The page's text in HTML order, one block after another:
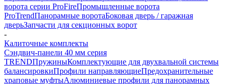
ворота серии ProFireПромышленные ворота
ProTrendПанорамные воротаБоковая дверь / гаражная
дверьЗапчасти для секционных ворот
-
Калиточные комплекты
Сэндвич-панели 40 мм серия
TRENDПружиныКомплектующие для двухвальной системы
балансировкиПрофили направляющиеПредохранительные
храповые муфтыАлюминиевые профили для панорамных